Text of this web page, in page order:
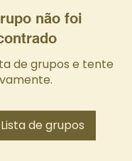
não foi
de grupos e tente
de grupos